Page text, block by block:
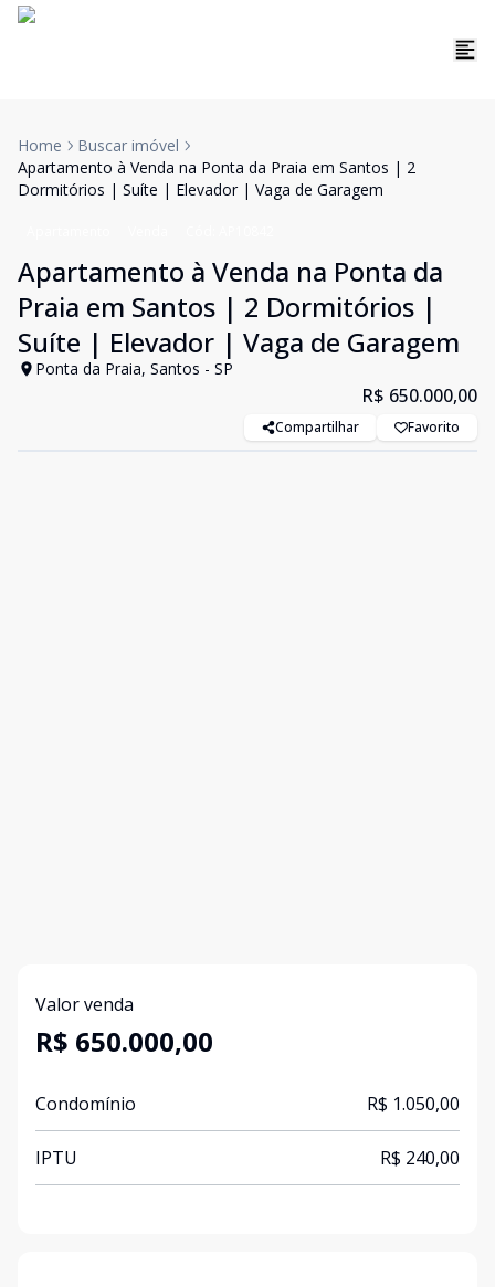
Home
Buscar imóvel
Apartamento à Venda na Ponta da Praia em Santos | 2
Dormitórios | Suíte | Elevador | Vaga de Garagem
Apartamento à Venda na Ponta da
Praia em Santos | 2 Dormitórios |
Suíte | Elevador | Vaga de Garagem
Ponta da Praia, Santos - SP
R$ 650.000,00
Compartilhar Favorito
Valor venda
R$ 650.000,00
Condomínio R$ 1.050,00
IPTU R$ 240,00